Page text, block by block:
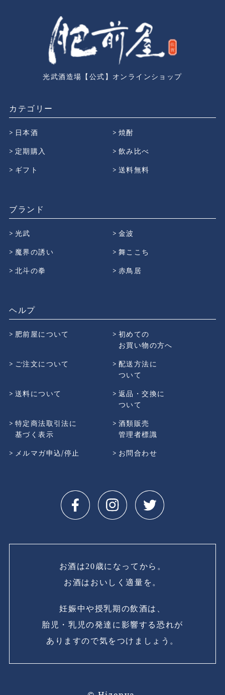
光武酒造場【公式】オンラインショップ
カテゴリー
日本酒
焼酎
定期購入
飲み比べ
ギフト
送料無料
ブランド
光武
金波
魔界の誘い
舞ここち
北斗の拳
赤鳥居
ヘルプ
肥前屋について
初めての
お買い物の方へ
ご注文について
配送方法に
ついて
送料について
返品・交換に
ついて
特定商法取引法に
基づく表示
酒類販売
管理者標識
メルマガ申込/停止
お問合わせ
お酒は20歳になってから。
お酒はおいしく適量を。
妊娠中や授乳期の飲酒は、
胎児・乳児の発達に影響する恐れが
ありますので気をつけましょう。